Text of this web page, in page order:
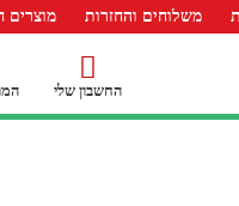
משלוחים והחזרות מוצרים
החשבון שלי